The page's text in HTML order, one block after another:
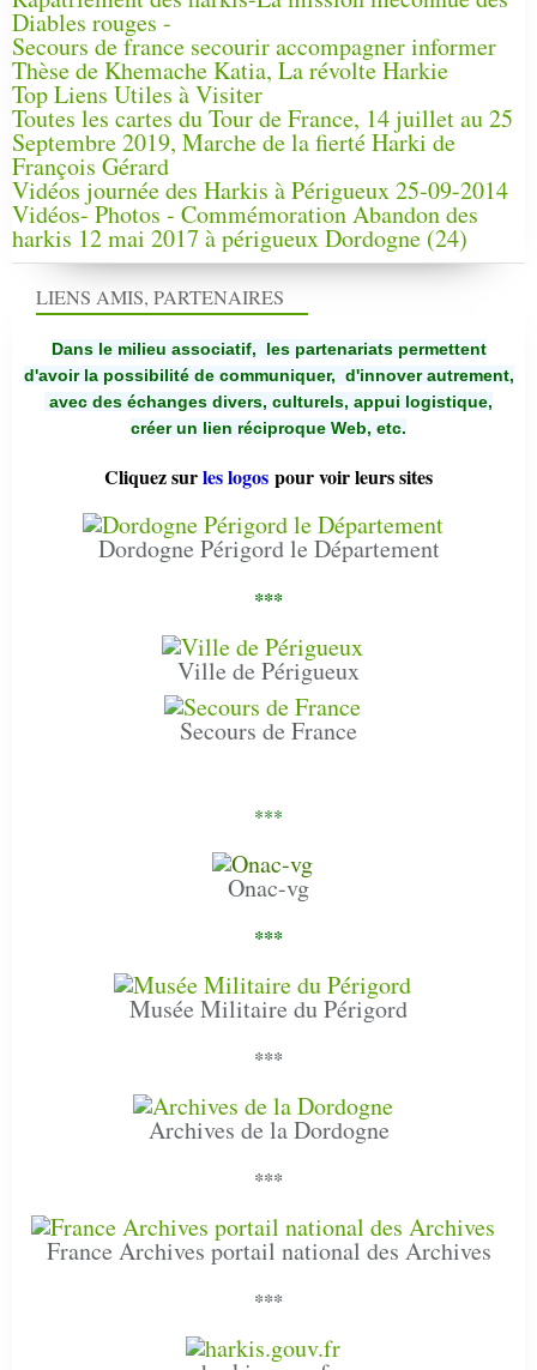
Diables rouges -
Secours de france secourir accompagner informer
Thèse de Khemache Katia, La révolte Harkie
Top Liens Utiles à Visiter
Toutes les cartes du Tour de France, 14 juillet au 25
Septembre 2019, Marche de la fierté Harki de
François Gérard
Vidéos journée des Harkis à Périgueux 25-09-2014
Vidéos- Photos - Commémoration Abandon des
harkis 12 mai 2017 à périgueux Dordogne (24)
LIENS AMIS, PARTENAIRES
Dans le milieu associatif, les partenariats permettent
d'avoir la possibilité de communiquer, d'innover autrement,
avec des échanges divers, culturels, appui logistique,
créer un lien réciproque Web, etc.
Cliquez surles logos pour voir leurs sites
Dordogne Périgord le Département
***
Ville de Périgueux
Secours de France
***
Onac-vg
***
Musée Militaire du Périgord
***
Archives de la Dordogne
***
France Archives portail national des Archives
***